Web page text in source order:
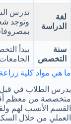
لغة
الدراسة
تدرس
وتوجد
سنة
التخصص
يبدأ
ما هي مواد كلية زراعة
يدرس الطلاب في قبل
متخصصة من معظم
القسم الأنسب لهم
العملي من خلال